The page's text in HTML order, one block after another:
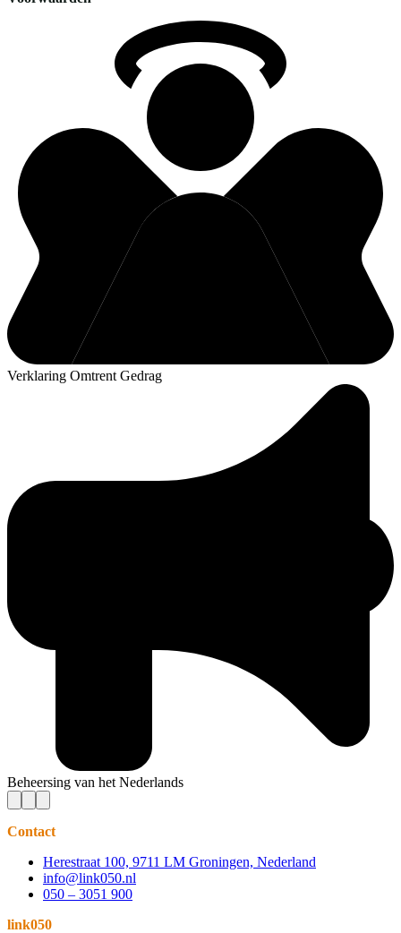
Verklaring Omtrent Gedrag
Beheersing van het Nederlands
Contact
Herestraat 100, 9711 LM Groningen, Nederland
info@link050.nl
050 – 3051 900
link050